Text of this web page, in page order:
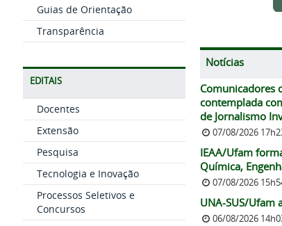
Guias de Orientação
Transparência
EDITAIS
Docentes
Extensão
Pesquisa
Tecnologia e Inovação
Processos Seletivos e
Concursos
Notícias
Comunicadores
contemplada
de Jornalismo
07/08/2026
IEAA/Ufam
Química,
07/08/2026
UNA-SUS/Ufam
06/08/2026